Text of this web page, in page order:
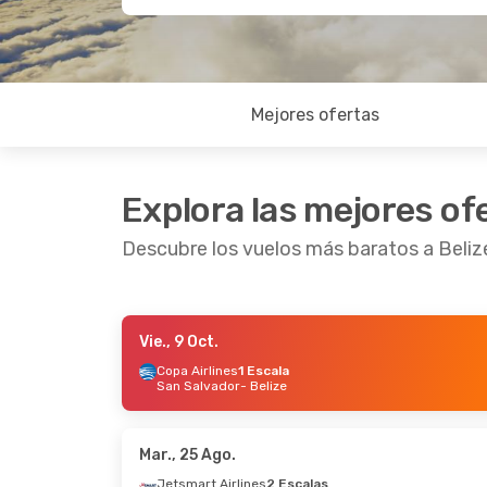
Mejores ofertas
Explora las mejores
Descubre los vuelos más baratos a
- Sáb., 17 Oct.
1 Escala
Vie., 9 Oct.
Copa Airlines1 Escala
San Salvador- Belize
Mar., 25 Ago.
Jetsmart Airlines2 Escalas